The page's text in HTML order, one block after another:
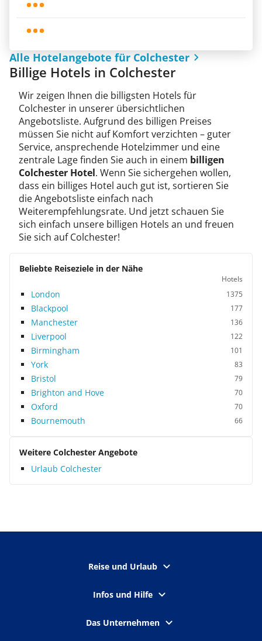
Alle Hotelangebote für Colchester
Billige Hotels in Colchester
Wir zeigen Ihnen die billigsten Hotels für
Colchester in unserer übersichtlichen
Angebotsliste. Aufgrund des billigen Preises
müssen Sie nicht auf Komfort verzichten – guter
Service, ansprechende Hotelzimmer und eine
zentrale Lage finden Sie auch in einem billigen
Colchester Hotel. Wenn Sie sichergehen wollen,
dass ein billiges Hotel auch gut ist, sortieren Sie
die Angebotsliste einfach nach
Weiterempfehlungsrate. Und jetzt schauen Sie
sich einfach unsere billigen Hotels an und freuen
Sie sich auf Colchester!
Beliebte Reiseziele in der Nähe
Hotels
London 1375
Blackpool 177
Manchester 136
Liverpool 122
Birmingham 101
York 83
Bristol 79
Brighton and Hove 70
Oxford 70
Bournemouth 66
Weitere Colchester Angebote
Urlaub Colchester
Reise und Urlaub
Infos und Hilfe
Das Unternehmen